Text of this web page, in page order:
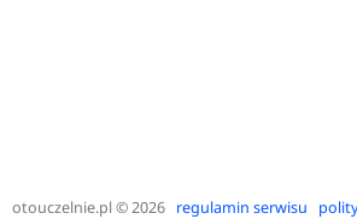
otouczelnie.pl© 2026 regulamin serwisu